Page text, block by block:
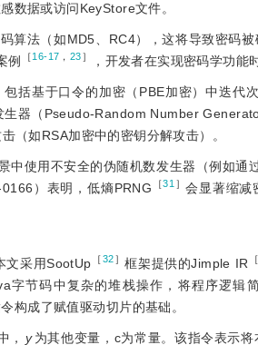
数据或访问KeyStore文件。
算法（如MD5、RC4），这将导致密码
例 ［16-17 ， 23］ ，开发者在实现密码学功能
括基于口令的加密（PBE加密）中迭代
生器（Pseudo-Random Number
（如RSA加密中的密钥分解攻击）。
中使用不安全的伪随机数发生器（例如
0166）表明，低熵PRNG ［31 ］ 会显著缩减
文采用SootUp ［32］框架提供的Jimple IR
节码中复杂的堆栈操作，将程序逻辑
构成了赋值驱动切片的基础。
， y 为其他变量，c为常量。该指令表示